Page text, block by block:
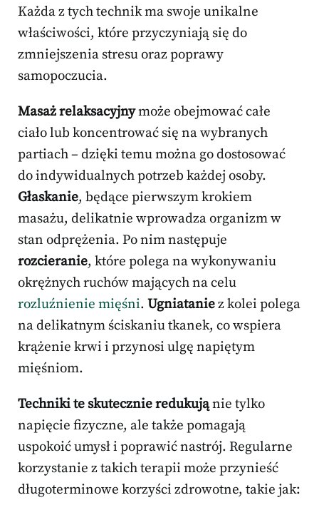
Każda z tych technik ma swoje unikalne
właściwości, które przyczyniają się do
zmniejszenia stresu oraz poprawy
samopoczucia.
Masaż relaksacyjnymoże obejmować całe
ciało lub koncentrować się na wybranych
partiach – dzięki temu można go dostosować
do indywidualnych potrzeb każdej osoby.
Głaskanie, będące pierwszym krokiem
masażu, delikatnie wprowadza organizm w
stan odprężenia. Po nim następuje
rozcieranie, które polega na wykonywaniu
okrężnych ruchów mających na celu
rozluźnienie mięśni. Ugniataniez kolei polega
na delikatnym ściskaniu tkanek, co wspiera
krążenie krwi i przynosi ulgę napiętym
mięśniom.
Techniki te skutecznie redukująnie tylko
napięcie fizyczne, ale także pomagają
uspokoić umysł i poprawić nastrój. Regularne
korzystanie z takich terapii może przynieść
długoterminowe korzyści zdrowotne, takie jak: